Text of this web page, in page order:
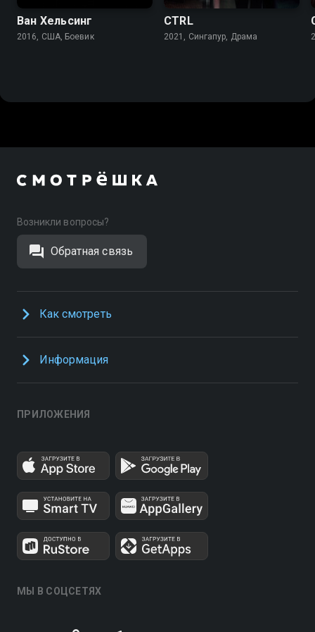
Ван Хельсинг
2016, США, Боевик
CTRL
2021, Сингапур, Драма
Возникли вопросы?
Обратная связь
Как смотреть
Информация
ПРИЛОЖЕНИЯ
МЫ В СОЦСЕТЯХ